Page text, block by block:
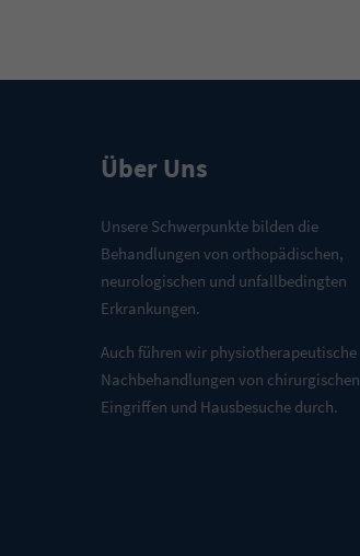
Über Uns
Unsere Schwerpunkte bilden die
Behandlungen von orthopädischen,
neurologischen und unfallbedingten
Erkrankungen.
Auch führen wir physiotherapeutische
Nachbehandlungen von chirurgischen
Eingriffen und Hausbesuche durch.